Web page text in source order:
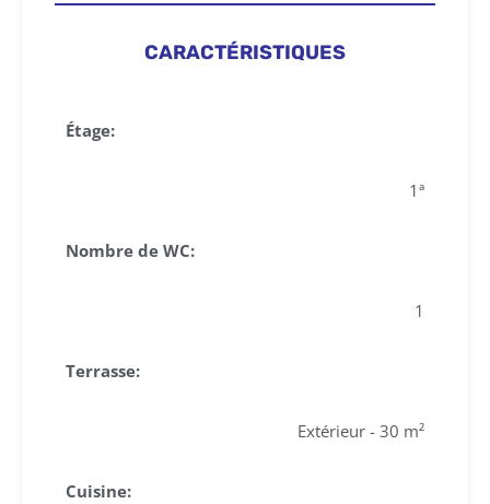
CARACTÉRISTIQUES
Étage:
1ª
Nombre de WC:
1
Terrasse:
Extérieur - 30 m²
Cuisine: